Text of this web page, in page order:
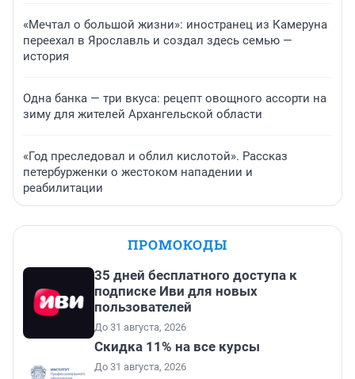
«Мечтал о большой жизни»: иностранец из Камеруна
переехал в Ярославль и создал здесь семью —
история
Одна банка — три вкуса: рецепт овощного ассорти на
зиму для жителей Архангельской области
«Год преследовал и облил кислотой». Рассказ
петербурженки о жестоком нападении и
реабилитации
ПРОМОКОДЫ
35 дней бесплатного доступа к
подписке Иви для новых
пользователей
До 31 августа, 2026
Скидка 11% на все курсы
До 31 августа, 2026